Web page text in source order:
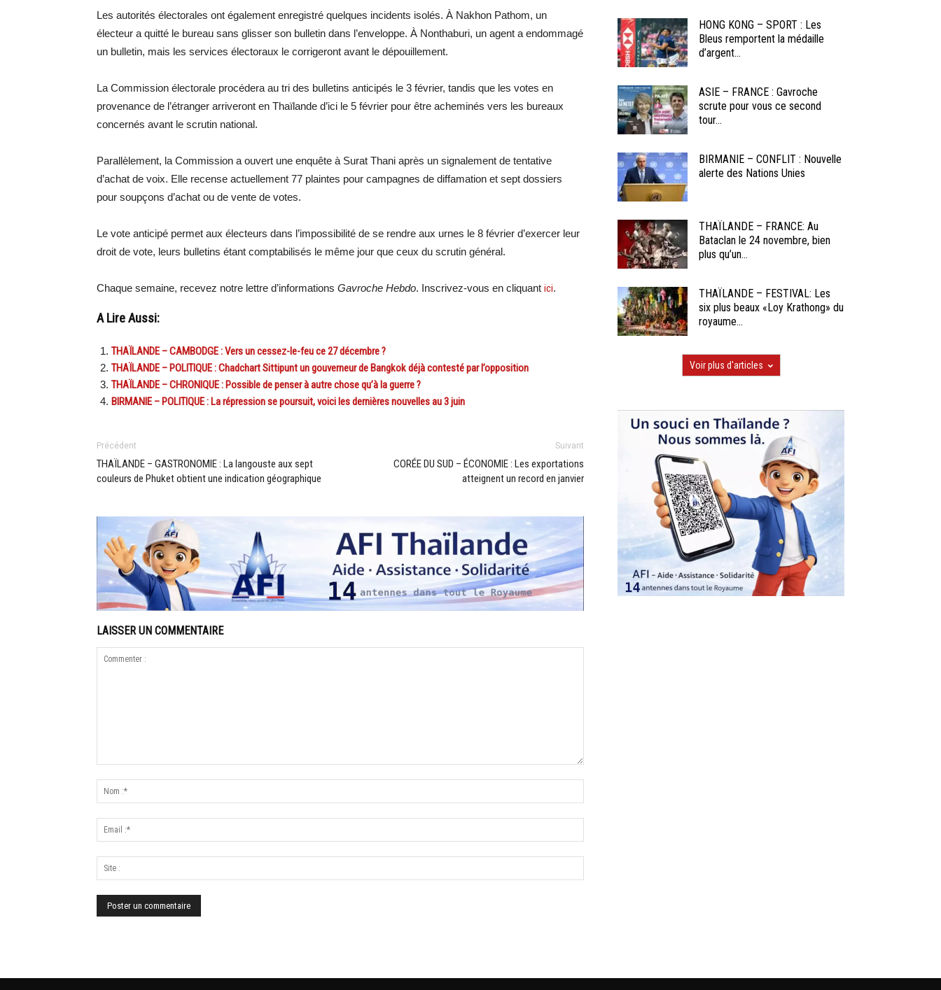
Les autorités électorales ont également enregistré quelques incidents isolés. À Nakhon Pathom, un
électeur a quitté le bureau sans glisser son bulletin dans l’enveloppe. À Nonthaburi, un agent a endommagé
un bulletin, mais les services électoraux le corrigeront avant le dépouillement.
La Commission électorale procédera au tri des bulletins anticipés le 3 février, tandis que les votes en
provenance de l’étranger arriveront en Thaïlande d’ici le 5 février pour être acheminés vers les bureaux
concernés avant le scrutin national.
Parallèlement, la Commission a ouvert une enquête à Surat Thani après un signalement de tentative
d’achat de voix. Elle recense actuellement 77 plaintes pour campagnes de diffamation et sept dossiers
pour soupçons d’achat ou de vente de votes.
Le vote anticipé permet aux électeurs dans l’impossibilité de se rendre aux urnes le 8 février d’exercer leur
droit de vote, leurs bulletins étant comptabilisés le même jour que ceux du scrutin général.
Chaque semaine, recevez notre lettre d’informations Gavroche Hebdo. Inscrivez-vous en cliquant ici.
A Lire Aussi:
THAÏLANDE – CAMBODGE : Vers un cessez-le-feu ce 27 décembre ?
THAÏLANDE – POLITIQUE : Chadchart Sittipunt un gouverneur de Bangkok déjà contesté par l’opposition
THAÏLANDE – CHRONIQUE : Possible de penser à autre chose qu’à la guerre ?
BIRMANIE – POLITIQUE : La répression se poursuit, voici les dernières nouvelles au 3 juin
Précédent
THAÏLANDE – GASTRONOMIE : La langouste aux sept
couleurs de Phuket obtient une indication géographique
Suivant
CORÉE DU SUD – ÉCONOMIE : Les exportations
atteignent un record en janvier
LAISSER UN COMMENTAIRE
HONG KONG – SPORT : Les
Bleus remportent la médaille
d’argent...
ASIE – FRANCE : Gavroche
scrute pour vous ce second
tour...
BIRMANIE – CONFLIT : Nouvelle
alerte des Nations Unies
THAÏLANDE – FRANCE: Au
Bataclan le 24 novembre, bien
plus qu’un...
THAÏLANDE – FESTIVAL: Les
six plus beaux «Loy Krathong» du
royaume...
Voir plus d'articles